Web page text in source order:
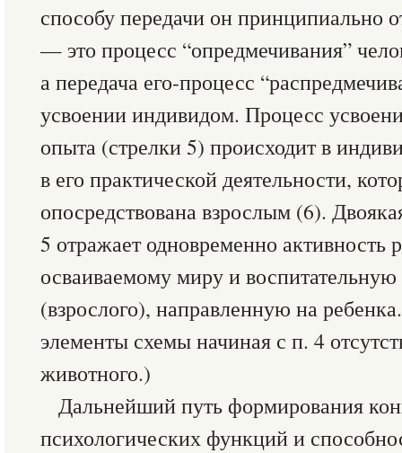
способу передачи он принципиально
— это процесс “опредмечивания”
а передача его-процесс
усвоении индивидом. Процесс
опыта (стрелки 5) происходит в
в его практической деятельности,
опосредствована взрослым (6).
5 отражает одновременно
осваиваемому миру и
(взрослого), направленную на
элементы схемы начиная с п. 4
животного.)
Дальнейший путь формирования
психологических функций и